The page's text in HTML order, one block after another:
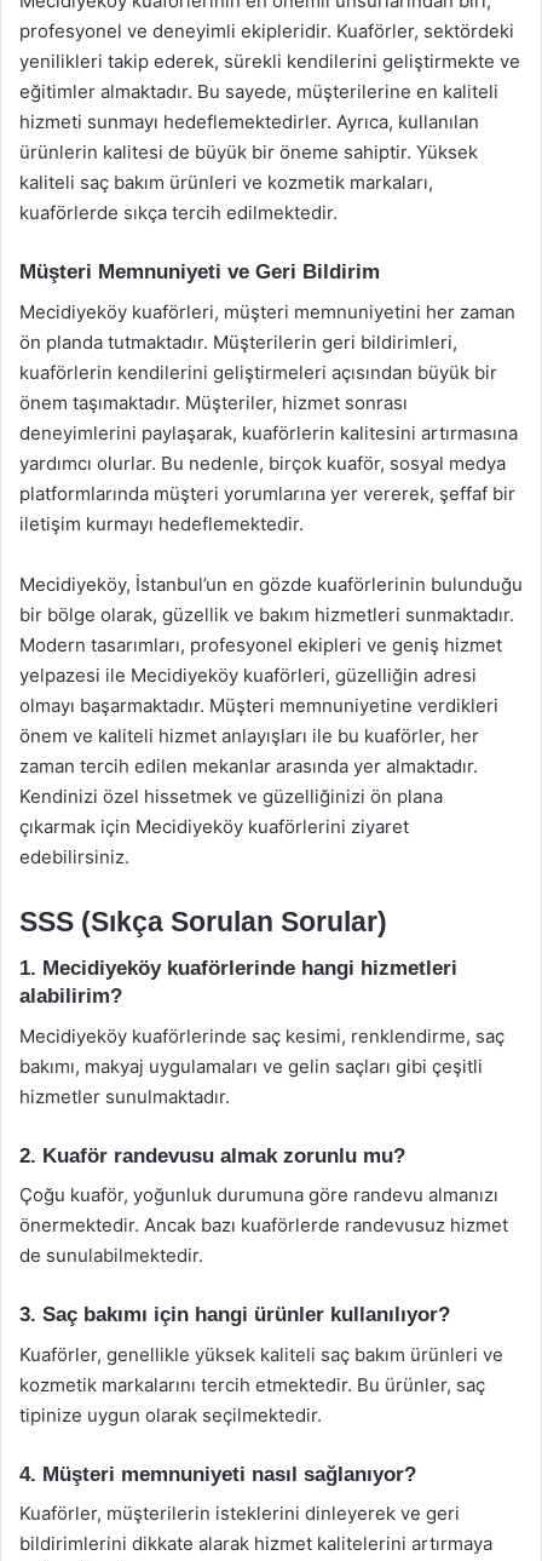
profesyonel ve deneyimli ekipleridir. Kuaförler, sektördeki
yenilikleri takip ederek, sürekli kendilerini geliştirmekte ve
eğitimler almaktadır. Bu sayede, müşterilerine en kaliteli
hizmeti sunmayı hedeflemektedirler. Ayrıca, kullanılan
ürünlerin kalitesi de büyük bir öneme sahiptir. Yüksek
kaliteli saç bakım ürünleri ve kozmetik markaları,
kuaförlerde sıkça tercih edilmektedir.
Müşteri Memnuniyeti ve Geri Bildirim
Mecidiyeköy kuaförleri, müşteri memnuniyetini her zaman
ön planda tutmaktadır. Müşterilerin geri bildirimleri,
kuaförlerin kendilerini geliştirmeleri açısından büyük bir
önem taşımaktadır. Müşteriler, hizmet sonrası
deneyimlerini paylaşarak, kuaförlerin kalitesini artırmasına
yardımcı olurlar. Bu nedenle, birçok kuaför, sosyal medya
platformlarında müşteri yorumlarına yer vererek, şeffaf bir
iletişim kurmayı hedeflemektedir.
Mecidiyeköy, İstanbul’un en gözde kuaförlerinin bulunduğu
bir bölge olarak, güzellik ve bakım hizmetleri sunmaktadır.
Modern tasarımları, profesyonel ekipleri ve geniş hizmet
yelpazesi ile Mecidiyeköy kuaförleri, güzelliğin adresi
olmayı başarmaktadır. Müşteri memnuniyetine verdikleri
önem ve kaliteli hizmet anlayışları ile bu kuaförler, her
zaman tercih edilen mekanlar arasında yer almaktadır.
Kendinizi özel hissetmek ve güzelliğinizi ön plana
çıkarmak için Mecidiyeköy kuaförlerini ziyaret
edebilirsiniz.
SSS (Sıkça Sorulan Sorular)
1. Mecidiyeköy kuaförlerinde hangi hizmetleri
alabilirim?
Mecidiyeköy kuaförlerinde saç kesimi, renklendirme, saç
bakımı, makyaj uygulamaları ve gelin saçları gibi çeşitli
hizmetler sunulmaktadır.
2. Kuaför randevusu almak zorunlu mu?
Çoğu kuaför, yoğunluk durumuna göre randevu almanızı
önermektedir. Ancak bazı kuaförlerde randevusuz hizmet
de sunulabilmektedir.
3. Saç bakımı için hangi ürünler kullanılıyor?
Kuaförler, genellikle yüksek kaliteli saç bakım ürünleri ve
kozmetik markalarını tercih etmektedir. Bu ürünler, saç
tipinize uygun olarak seçilmektedir.
4. Müşteri memnuniyeti nasıl sağlanıyor?
Kuaförler, müşterilerin isteklerini dinleyerek ve geri
bildirimlerini dikkate alarak hizmet kalitelerini artırmaya